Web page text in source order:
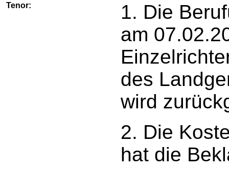
Tenor:
1. Die
am
des
wird
2. Die
hat die